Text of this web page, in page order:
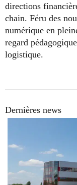
directions
chain. Féru des
numérique en
regard
logistique.
Dernières news